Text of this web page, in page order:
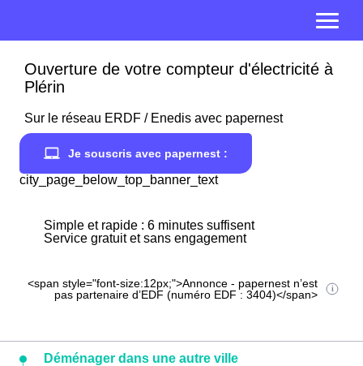
Ouverture de votre compteur d'électricité à
Plérin
Sur le réseau ERDF / Enedis avec papernest
Je souscris avec papernest :
city_page_below_top_banner_text
Simple et rapide : 6 minutes suffisent
Service gratuit et sans engagement
<span style="font-size:12px;">Annonce - papernest n’est
pas partenaire d’EDF (numéro EDF : 3404)</span>
Déménager dans une autre ville